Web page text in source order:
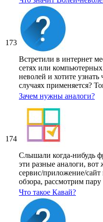
173
Встретили в интернет
сетях или
неволей и хотите узнать
случаях применяется?
174
Зачем нужны аналоги?
Слышали когда-нибудь
эти разные аналоги,
сервис/приложение/
обзора, рассмотрим
Что такое Кавай?